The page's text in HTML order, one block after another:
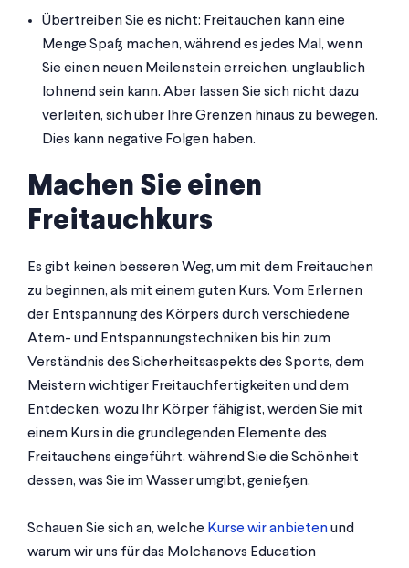
Übertreiben Sie es nicht: Freitauchen kann eine
Menge Spaß machen, während es jedes Mal, wenn
Sie einen neuen Meilenstein erreichen, unglaublich
lohnend sein kann. Aber lassen Sie sich nicht dazu
verleiten, sich über Ihre Grenzen hinaus zu bewegen.
Dies kann negative Folgen haben.
Machen Sie einen
Freitauchkurs
Es gibt keinen besseren Weg, um mit dem Freitauchen
zu beginnen, als mit einem guten Kurs. Vom Erlernen
der Entspannung des Körpers durch verschiedene
Atem- und Entspannungstechniken bis hin zum
Verständnis des Sicherheitsaspekts des Sports, dem
Meistern wichtiger Freitauchfertigkeiten und dem
Entdecken, wozu Ihr Körper fähig ist, werden Sie mit
einem Kurs in die grundlegenden Elemente des
Freitauchens eingeführt, während Sie die Schönheit
dessen, was Sie im Wasser umgibt, genießen.
Schauen Sie sich an, welche Kurse wir anbietenund
warum wir uns für das Molchanovs Education